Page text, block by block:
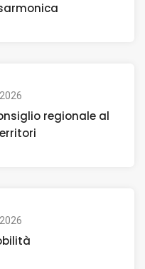
2026
regionale al
2026